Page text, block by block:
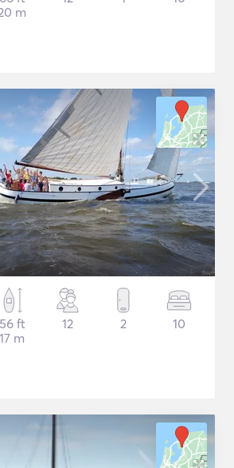
m
56 ft
17 m
12 2 10